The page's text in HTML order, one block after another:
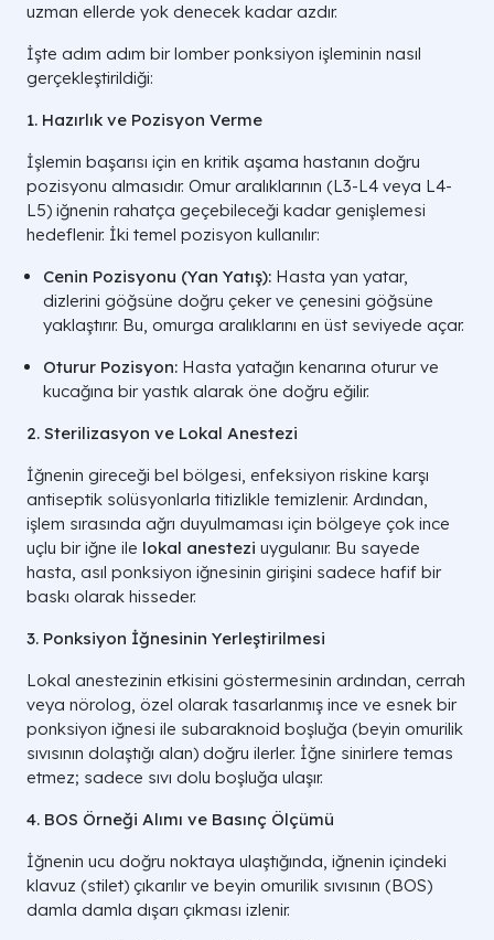
uzman ellerde yok denecek kadar azdır.
İşte adım adım bir lomber ponksiyon işleminin nasıl
gerçekleştirildiği:
1. Hazırlık ve Pozisyon Verme
İşlemin başarısı için en kritik aşama hastanın doğru
pozisyonu almasıdır. Omur aralıklarının (L3-L4 veya L4-
L5) iğnenin rahatça geçebileceği kadar genişlemesi
hedeflenir. İki temel pozisyon kullanılır:
Cenin Pozisyonu (Yan Yatış): Hasta yan yatar,
dizlerini göğsüne doğru çeker ve çenesini göğsüne
yaklaştırır. Bu, omurga aralıklarını en üst seviyede açar.
Oturur Pozisyon: Hasta yatağın kenarına oturur ve
kucağına bir yastık alarak öne doğru eğilir.
2. Sterilizasyon ve Lokal Anestezi
İğnenin gireceği bel bölgesi, enfeksiyon riskine karşı
antiseptik solüsyonlarla titizlikle temizlenir. Ardından,
işlem sırasında ağrı duyulmaması için bölgeye çok ince
uçlu bir iğne ile lokal anestezi uygulanır. Bu sayede
hasta, asıl ponksiyon iğnesinin girişini sadece hafif bir
baskı olarak hisseder.
3. Ponksiyon İğnesinin Yerleştirilmesi
Lokal anestezinin etkisini göstermesinin ardından, cerrah
veya nörolog, özel olarak tasarlanmış ince ve esnek bir
ponksiyon iğnesi ile subaraknoid boşluğa (beyin omurilik
sıvısının dolaştığı alan) doğru ilerler. İğne sinirlere temas
etmez; sadece sıvı dolu boşluğa ulaşır.
4. BOS Örneği Alımı ve Basınç Ölçümü
İğnenin ucu doğru noktaya ulaştığında, iğnenin içindeki
klavuz (stilet) çıkarılır ve beyin omurilik sıvısının (BOS)
damla damla dışarı çıkması izlenir.